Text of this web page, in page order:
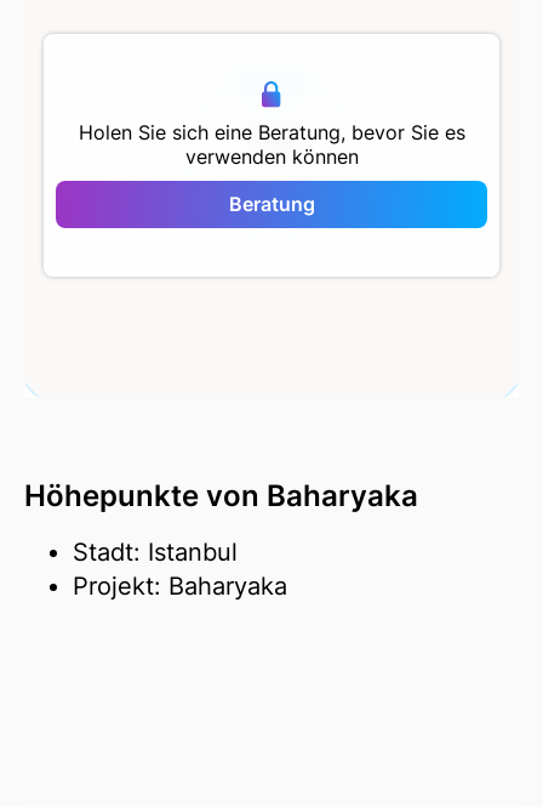
Holen Sie sich eine Beratung, bevor Sie es
verwenden können
Beratung
Baharyaka
500 m
Höhepunkte von Baharyaka
Stadt: Istanbul
Projekt: Baharyaka